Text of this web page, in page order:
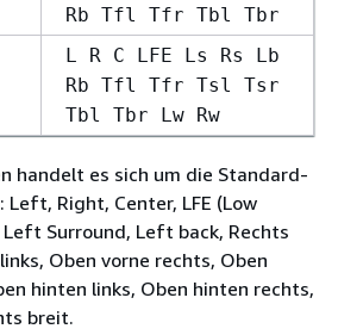
Rb Tfl Tfr Tbl Tbr
L R C LFE Ls Rs Lb
Rb Tfl Tfr Tsl Tsr
Tbl Tbr Lw Rw
handelt es sich um die Standard-
Left, Right, Center, LFE (Low
Surround, Left back, Rechts
Oben vorne rechts, Oben
hinten links, Oben hinten rechts,
breit.